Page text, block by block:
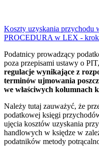
Koszty uzyskania przychodu
PROCEDURA w LEX -
Podatnicy prowadzący
poza przepisami ustawy o PIT,
regulacje wynikające z
terminów ujmowania
we właściwych kolumnach
Należy tutaj zauważyć, że
podatkowej księgi
ujęcia kosztów uzyskania
handlowych w księdze w
podatników metody